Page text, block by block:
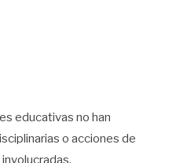
educativas no han
o acciones de